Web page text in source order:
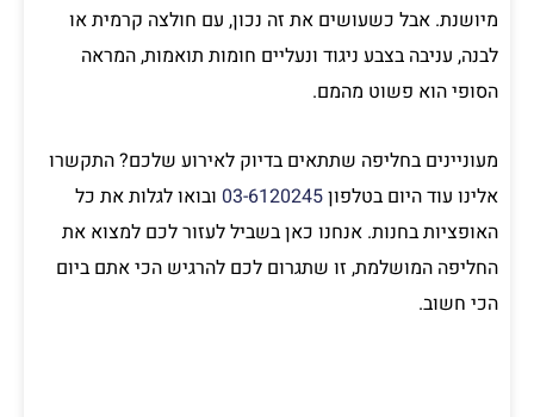
מיושנת. אבל כשעושים את זה נכון, עם חולצה קרמית או
לבנה, עניבה בצבע ניגוד ונעליים חומות תואמות, המראה
הסופי הוא פשוט מהמם.
מעוניינים בחליפה שתתאים בדיוק לאירוע שלכם? התקשרו
אלינו עוד היום בטלפון03-6120245 ובואו לגלות את כל
האופציות בחנות. אנחנו כאן בשביל לעזור לכם למצוא את
החליפה המושלמת, זו שתגרום לכם להרגיש הכי אתם ביום
הכי חשוב.